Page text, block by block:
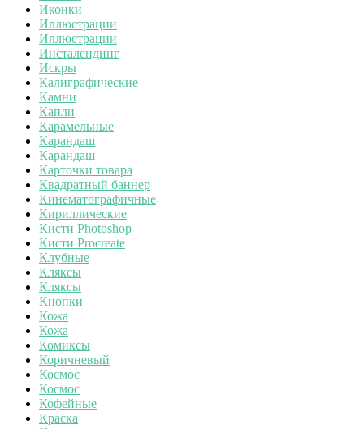
Иконки
Иллюстрации
Иллюстрации
Инсталендинг
Искры
Калиграфические
Камни
Капли
Карамельные
Карандаш
Карандаш
Карточки товара
Квадратный баннер
Кинематографичные
Кириллические
Кисти Photoshop
Кисти Procreate
Клубные
Кляксы
Кляксы
Кнопки
Кожа
Кожа
Комиксы
Коричневый
Космос
Космос
Кофейные
Краска